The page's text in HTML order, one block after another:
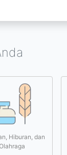
Hiburan, dan